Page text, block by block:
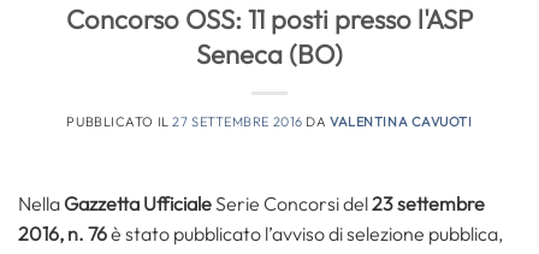
Concorso OSS: 11 posti presso l'ASP
Seneca (BO)
PUBBLICATO IL27 SETTEMBRE 2016 DAVALENTINA CAVUOTI
Nella Gazzetta UfficialeSerie Concorsi del23 settembre
2016, n. 76è stato pubblicato l’avviso di selezione pubblica,